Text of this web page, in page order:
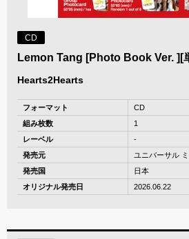
CD
Lemon Tang [Photo Book Ver. ][
Hearts2Hearts
フォーマット
CD
組み枚数
1
レーベル
-
発売元
ユニバーサル
発売国
日本
オリジナル発売日
2026.06.22